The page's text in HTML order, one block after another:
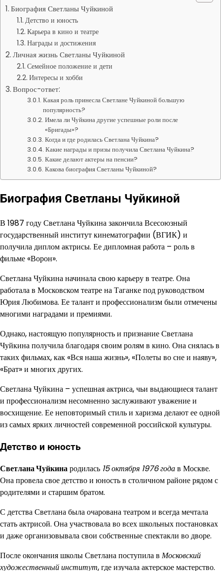
Биография Светланы Чуйкиной
Детство и юность
Карьера в кино и театре
Награды и достижения
Личная жизнь Светланы Чуйкиной
Семейное положение и дети
Интересы и хобби
Вопрос-ответ:
Какая роль принесла Светлане Чуйкиной большую
популярность?
Имела ли Чуйкина другие успешные роли после
«Бригады»?
Когда и где родилась Светлана Чуйкина?
Какие награды и призы получила Светлана Чуйкина?
Какие делают актеры на пенсии?
Какова биография Светланы Чуйкиной?
Биография Светланы Чуйкиной
В 1987 году Светлана Чуйкина закончила Всесоюзный
государственный институт кинематографии (ВГИК) и
получила диплом актрисы. Ее дипломная работа – роль в
фильме «Ворон».
Светлана Чуйкина начинала свою карьеру в театре. Она
работала в Московском театре на Таганке под руководством
Юрия Любимова. Ее талант и профессионализм были отмечены
многими наградами и премиями.
Однако, настоящую популярность и признание Светлана
Чуйкина получила благодаря своим ролям в кино. Она снялась в
таких фильмах, как «Вся наша жизнь», «Полеты во сне и наяву»,
«Брат» и многих других.
Светлана Чуйкина – успешная актриса, чьи выдающиеся талант
и профессионализм несомненно заслуживают уважение и
восхищение. Ее неповторимый стиль и харизма делают ее одной
из самых ярких личностей современной российской культуры.
Детство и юность
Светлана Чуйкинародилась 15 октября 1976 годав Москве.
Она провела свое детство и юность в столичном районе рядом с
родителями и старшим братом.
С детства Светлана была очарована театром и всегда мечтала
стать актрисой. Она участвовала во всех школьных постановках
и даже организовывала свои собственные спектакли во дворе.
После окончания школы Светлана поступила в Московский
художественный институт, где изучала актерское мастерство.